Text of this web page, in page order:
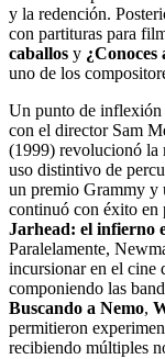
y la redención.
con partituras para
caballos y ¿Conoces
uno de los
Un punto de inflexión
con el director Sam
(1999) revolucionó la
uso distintivo de
un premio Grammy y
continuó con éxito en
Jarhead: el infierno
Paralelamente,
incursionar en el cine
componiendo las
Buscando a Nemo,
permitieron
recibiendo múltiples